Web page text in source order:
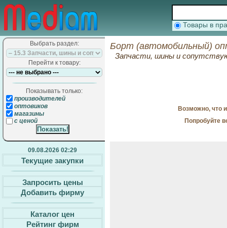
Товары в
Выбрать раздел:
Перейти к товару:
Показывать только:
производителей
оптовиков
магазины
с ценой
09.08.2026 02:29
Текущие закупки
Запросить цены
Добавить фирму
Каталог цен
Рейтинг фирм
Борт (автомобильный)
Запчасти, шины и
Возможно, что
Попробуйте